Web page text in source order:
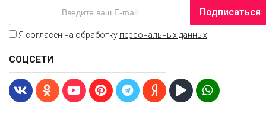
Подписаться
Я согласен на обработку персональных данных
СОЦСЕТИ